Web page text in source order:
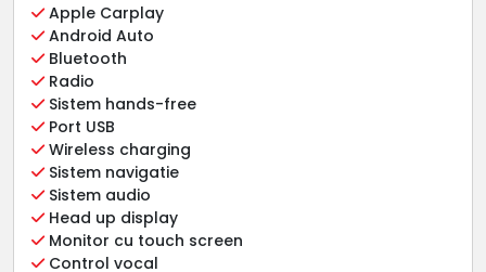
Apple Carplay
Android Auto
Bluetooth
Radio
Sistem hands-free
Port USB
Wireless charging
Sistem navigatie
Sistem audio
Head up display
Monitor cu touch screen
Control vocal